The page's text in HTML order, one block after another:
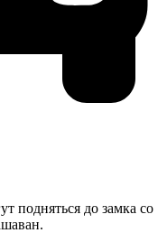
подняться до замка со